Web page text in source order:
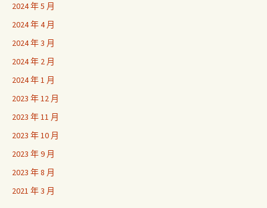
2024 年 5 月
2024 年 4 月
2024 年 3 月
2024 年 2 月
2024 年 1 月
2023 年 12 月
2023 年 11 月
2023 年 10 月
2023 年 9 月
2023 年 8 月
2021 年 3 月